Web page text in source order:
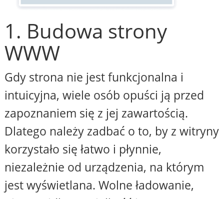
1. Budowa strony
WWW
Gdy strona nie jest funkcjonalna i
intuicyjna, wiele osób opuści ją przed
zapoznaniem się z jej zawartością.
Dlatego należy zadbać o to, by z witryny
korzystało się łatwo i płynnie,
niezależnie od urządzenia, na którym
jest wyświetlana. Wolne ładowanie,